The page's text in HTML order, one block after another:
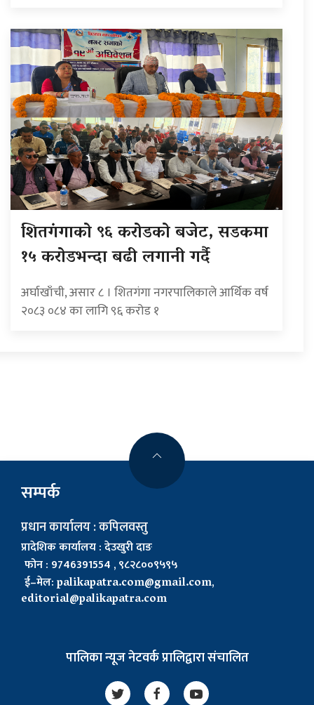
शितगंगाको ९६ करोडको बजेट, सडकमा
१५ करोडभन्दा बढी लगानी गर्दै
अर्घाखाँची, असार ८ । शितगंगा नगरपालिकाले आर्थिक वर्ष
२०८३ ०८४ का लागि ९६ करोड १
सम्पर्क
प्रधान कार्यालय : कपिलवस्तु
प्रादेशिक कार्यालय : देउखुरी दाङ
फोन : 9746391554 , ९८२८००९५९५
ई–मेल:palikapatra.com@gmail.com,
editorial@palikapatra.com
पालिका न्यूज नेटवर्क प्रालिद्वारा संचालित